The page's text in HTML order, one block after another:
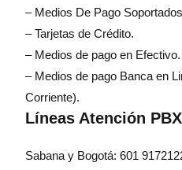
– Medios De Pago Soportados
– Tarjetas de Crédito.
– Medios de pago en Efectivo.
– Medios de pago Banca en
Corriente).
Líneas Atención PBX
Sabana y Bogotá: 601